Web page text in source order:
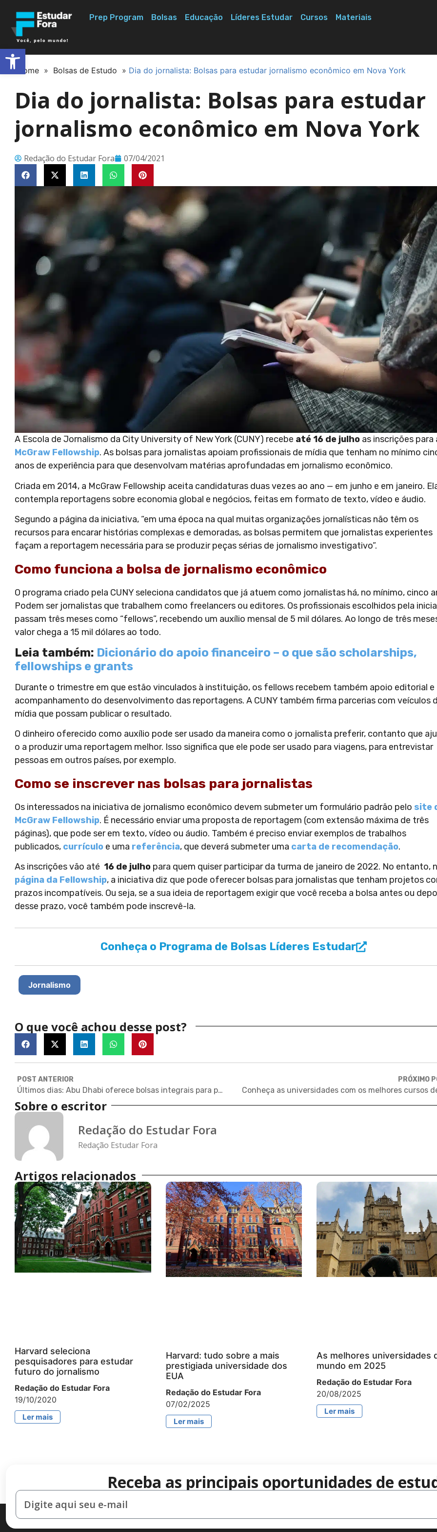
Prep Program Bolsas Educação Líderes Estudar Cursos Materiais
Home » Bolsas de Estudo » Dia do jornalista: Bolsas para estudar jornalismo econômico em Nova York
Dia do jornalista: Bolsas para estudar
jornalismo econômico em Nova York
Redação do Estudar Fora 07/04/2021
A Escola de Jornalismo da City University of New York (CUNY) recebe até 16 de julho as inscrições para
McGraw Fellowship. As bolsas para jornalistas apoiam profissionais de mídia que tenham no mínimo
anos de experiência para que desenvolvam matérias aprofundadas em jornalismo econômico.
Criada em 2014, a McGraw Fellowship aceita candidaturas duas vezes ao ano — em junho e em janeiro.
contempla reportagens sobre economia global e negócios, feitas em formato de texto, vídeo e áudio.
Segundo a página da iniciativa, “em uma época na qual muitas organizações jornalísticas não têm os
recursos para encarar histórias complexas e demoradas, as bolsas permitem que jornalistas experientes
façam a reportagem necessária para se produzir peças sérias de jornalismo investigativo”.
Como funciona a bolsa de jornalismo econômico
O programa criado pela CUNY seleciona candidatos que já atuem como jornalistas há, no mínimo, cinco
Podem ser jornalistas que trabalhem como freelancers ou editores. Os profissionais escolhidos pela
passam três meses como “fellows”, recebendo um auxílio mensal de 5 mil dólares. Ao longo de três
valor chega a 15 mil dólares ao todo.
Leia também: Dicionário do apoio financeiro – o que são scholarships,
fellowships e grants
Durante o trimestre em que estão vinculados à instituição, os fellows recebem também apoio editorial e
acompanhamento do desenvolvimento das reportagens. A CUNY também firma parcerias com veículos
mídia que possam publicar o resultado.
O dinheiro oferecido como auxílio pode ser usado da maneira como o jornalista preferir, contanto que
o a produzir uma reportagem melhor. Isso significa que ele pode ser usado para viagens, para entrevistar
pessoas em outros países, por exemplo.
Como se inscrever nas bolsas para jornalistas
Os interessados na iniciativa de jornalismo econômico devem submeter um formulário padrão pelo site
McGraw Fellowship. É necessário enviar uma proposta de reportagem (com extensão máxima de três
páginas), que pode ser em texto, vídeo ou áudio. Também é preciso enviar exemplos de trabalhos
publicados, currículo e uma referência, que deverá submeter uma carta de recomendação.
As inscrições vão até 16 de julho para quem quiser participar da turma de janeiro de 2022. No entanto,
página da Fellowship, a iniciativa diz que pode oferecer bolsas para jornalistas que tenham projetos
prazos incompatíveis. Ou seja, se a sua ideia de reportagem exigir que você receba a bolsa antes ou
desse prazo, você também pode inscrevê-la.
Conheça o Programa de Bolsas Líderes Estudar
Jornalismo
O que você achou desse post?
POST ANTERIOR
Últimos dias: Abu Dhabi oferece bolsas integrais para pós em inteligência artificial
PRÓXIMO
Sobre o escritor
Redação do Estudar Fora
Redação Estudar Fora
Artigos relacionados
Harvard seleciona
pesquisadores para estudar
futuro do jornalismo
Redação do Estudar Fora
19/10/2020
Ler mais
Harvard: tudo sobre a mais
prestigiada universidade dos
EUA
Redação do Estudar Fora
07/02/2025
Ler mais
As melhores universidades
mundo em 2025
Redação do Estudar Fora
20/08/2025
Ler mais
Receba as principais oportunidades de
Abrir a barra de ferramentas